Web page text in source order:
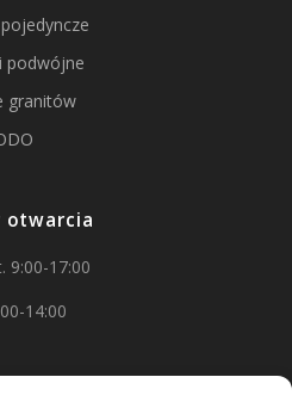
podwójne
granitów
otwarcia
9:00-17:00
14:00